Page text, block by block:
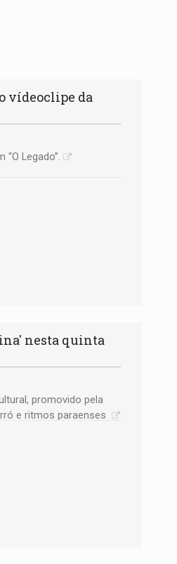
vídeoclipe da
Legado”.
nesta quinta
promovido pela
e ritmos paraenses